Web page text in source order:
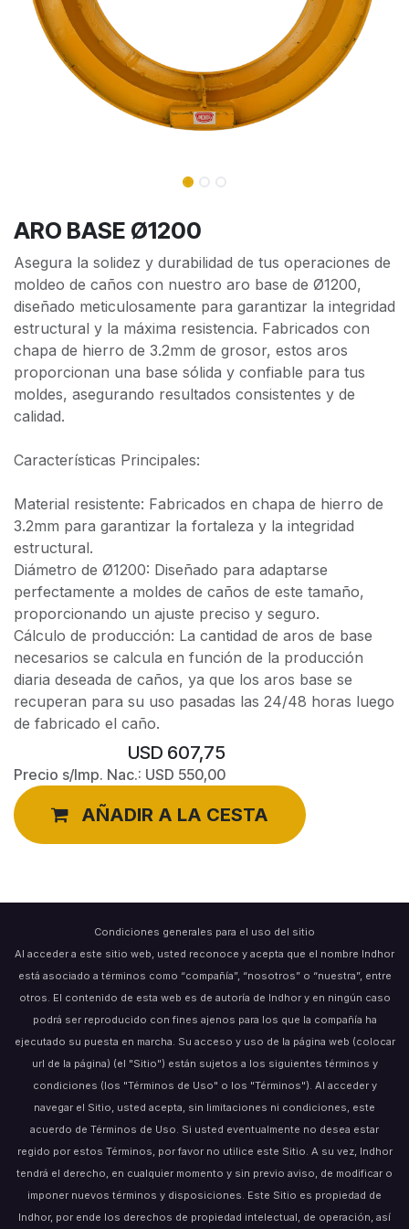
ARO BASE Ø1200
Asegura la solidez y durabilidad de tus operaciones de
moldeo de caños con nuestro aro base de Ø1200,
diseñado meticulosamente para garantizar la integridad
estructural y la máxima resistencia. Fabricados con
chapa de hierro de 3.2mm de grosor, estos aros
proporcionan una base sólida y confiable para tus
moldes, asegurando resultados consistentes y de
calidad.
Características Principales:
Material resistente: Fabricados en chapa de hierro de
3.2mm para garantizar la fortaleza y la integridad
estructural.
Diámetro de Ø1200: Diseñado para adaptarse
perfectamente a moldes de caños de este tamaño,
proporcionando un ajuste preciso y seguro.
Cálculo de producción: La cantidad de aros de base
necesarios se calcula en función de la producción
diaria deseada de caños, ya que los aros base se
recuperan para su uso pasadas las 24/48 horas luego
de fabricado el caño.
USD 607,75
Precio s/Imp. Nac.: USD 550,00
AÑADIR A LA CESTA
Condiciones generales para el uso del sitio
Al acceder a este sitio web, usted reconoce y acepta que el nombre Indhor
está asociado a términos como “compañía”, “nosotros” o “nuestra”, entre
otros. El contenido de esta web es de autoría de Indhor y en ningún caso
podrá ser reproducido con fines ajenos para los que la compañía ha
ejecutado su puesta en marcha. Su acceso y uso de la página web (colocar
url de la página) (el "Sitio") están sujetos a los siguientes términos y
condiciones (los "Términos de Uso" o los "Términos"). Al acceder y
navegar el Sitio, usted acepta, sin limitaciones ni condiciones, este
acuerdo de Términos de Uso. Si usted eventualmente no desea estar
regido por estos Términos, por favor no utilice este Sitio. A su vez, Indhor
tendrá el derecho, en cualquier momento y sin previo aviso, de modificar o
imponer nuevos términos y disposiciones. Este Sitio es propiedad de
Indhor, por ende los derechos de propiedad intelectual, de operación, así